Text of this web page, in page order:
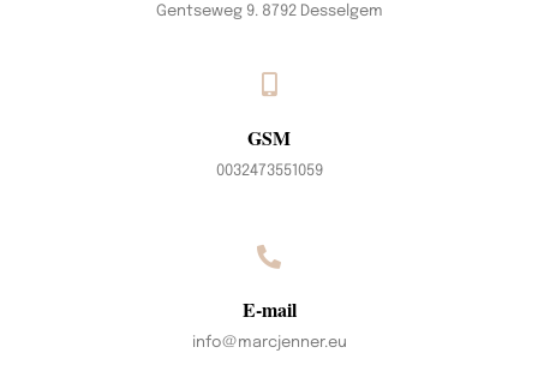
Gentseweg 9. 8792 Desselgem
GSM
0032473551059
E-mail
info@marcjenner.eu